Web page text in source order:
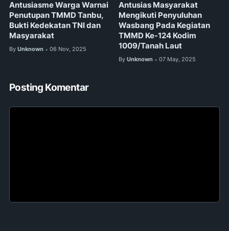
Antusiasme Warga Warnai
Penutupan TMMD Tanbu,
Bukti Kedekatan TNI dan
Masyarakat
By Unknown • 06 Nov, 2025
Antusias Masyarakat
Mengikuti Penyuluhan
Wasbang Pada Kegiatan
TMMD Ke-124 Kodim
1009/Tanah Laut
By Unknown • 07 May, 2025
Posting Komentar